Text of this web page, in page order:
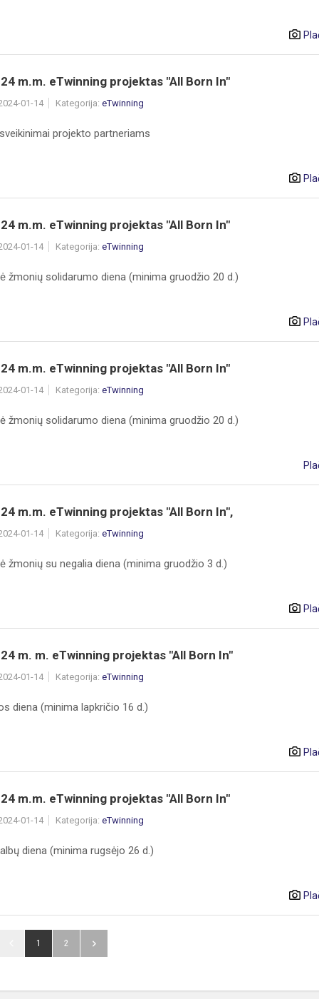
m.m. eTwinning projektas "All Born In"
01-14 Kategorija: eTwinning
projekto partneriams
m.m. eTwinning projektas "All Born In"
01-14 Kategorija: eTwinning
žmonių solidarumo diena (minima gruodžio 20 d.)
m.m. eTwinning projektas "All Born In"
01-14 Kategorija: eTwinning
žmonių solidarumo diena (minima gruodžio 20 d.)
m.m. eTwinning projektas "All Born In",
01-14 Kategorija: eTwinning
žmonių su negalia diena (minima gruodžio 3 d.)
m. m. eTwinning projektas "All Born In"
01-14 Kategorija: eTwinning
diena (minima lapkričio 16 d.)
m.m. eTwinning projektas "All Born In"
01-14 Kategorija: eTwinning
diena (minima rugsėjo 26 d.)
1 2